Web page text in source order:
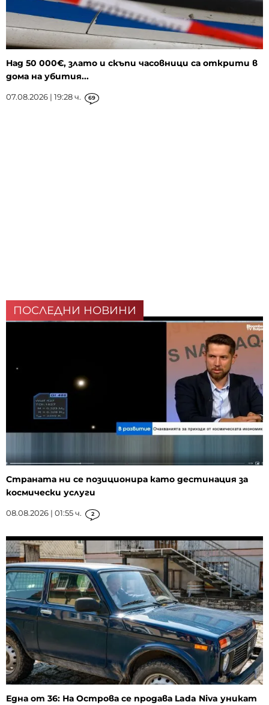
Над 50 000€, злато и скъпи часовници са открити в
дома на убития...
07.08.2026 | 19:28 ч. 69
ПОСЛЕДНИ НОВИНИ
Страната ни се позиционира като дестинация за
космически услуги
08.08.2026 | 01:55 ч. 2
Една от 36: На Острова се продава Lada Niva уникат